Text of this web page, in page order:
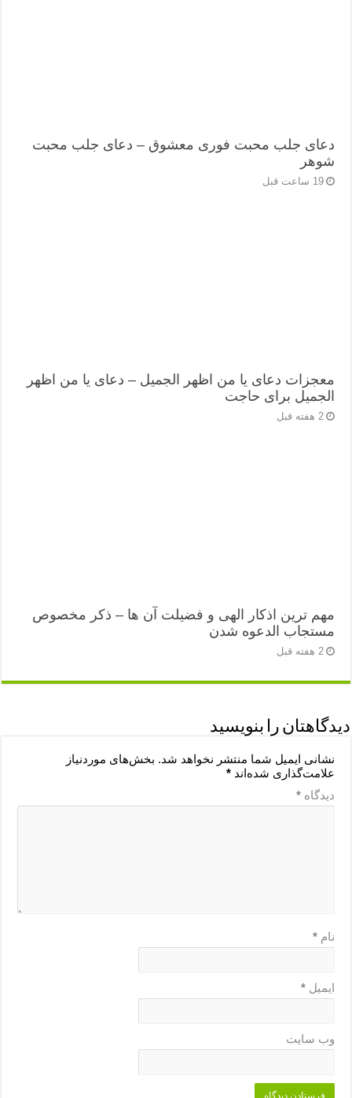
دعای جلب محبت فوری معشوق – دعای جلب محبت
شوهر
19 ساعت قبل
معجزات دعای یا من اظهر الجمیل – دعای یا من اظهر
الجمیل برای حاجت
2 هفته قبل
مهم ترین اذکار الهی و فضیلت آن ها – ذکر مخصوص
مستجاب الدعوه شدن
2 هفته قبل
دیدگاهتان را بنویسید
نشانی ایمیل شما منتشر نخواهد شد. بخش‌های موردنیاز
علامت‌گذاری شده‌اند*
دیدگاه*
نام*
ایمیل*
وب‌ سایت